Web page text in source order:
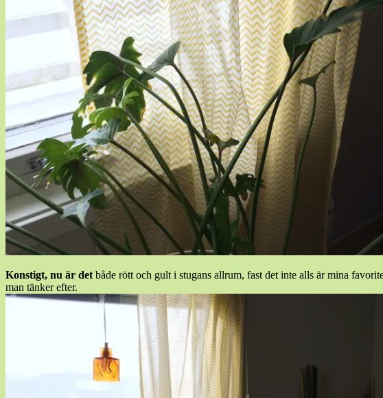
Konstigt, nu är det både rött och gult i stugans allrum, fast det inte alls är mina
man tänker efter.